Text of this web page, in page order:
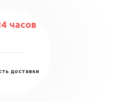
часов
доставки